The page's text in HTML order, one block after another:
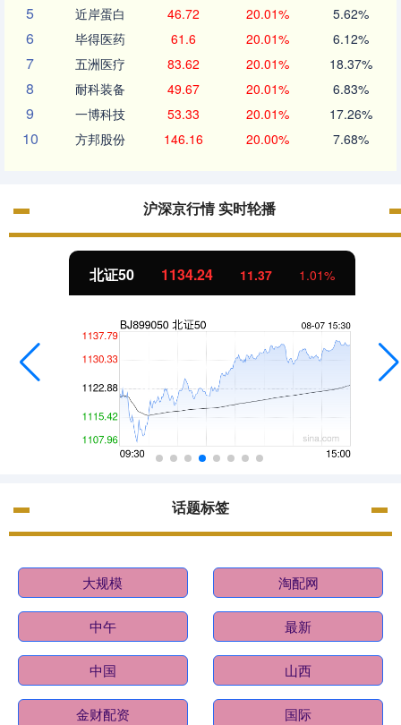
5 近岸蛋白 46.72 20.01% 5.62%
6 毕得医药 61.6 20.01% 6.12%
7 五洲医疗 83.62 20.01% 18.37%
8 耐科装备 49.67 20.01% 6.83%
9 一博科技 53.33 20.01% 17.26%
10 方邦股份 146.16 20.00% 7.68%
沪深京行情 实时轮播
北证50 1134.24 11.37 1.01%
话题标签
大规模 淘配网
中午 最新
中国 山西
金财配资 国际